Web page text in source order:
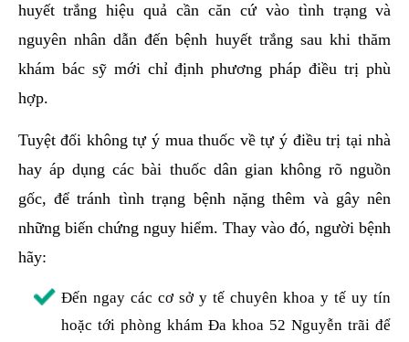
huyết trắng hiệu quả cần căn cứ vào tình trạng và
nguyên nhân dẫn đến bệnh huyết trắng sau khi thăm
khám bác sỹ mới chỉ định phương pháp điều trị phù
hợp.
Tuyệt đối không tự ý mua thuốc về tự ý điều trị tại nhà
hay áp dụng các bài thuốc dân gian không rõ nguồn
gốc, để tránh tình trạng bệnh nặng thêm và gây nên
những biến chứng nguy hiểm. Thay vào đó, người bệnh
hãy:
Đến ngay các cơ sở y tế chuyên khoa y tế uy tín
hoặc tới phòng khám Đa khoa 52 Nguyễn trãi để